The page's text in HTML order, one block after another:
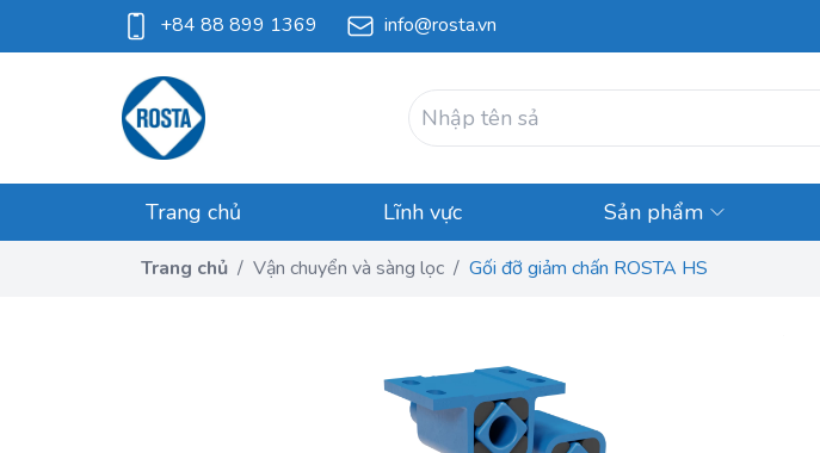
+84 88 899 1369 info@rosta.vn
Trang chủ Lĩnh vực Sản phẩm
Trang chủ / Vận chuyển và sàng lọc / Gối đỡ giảm chấn ROSTA HS